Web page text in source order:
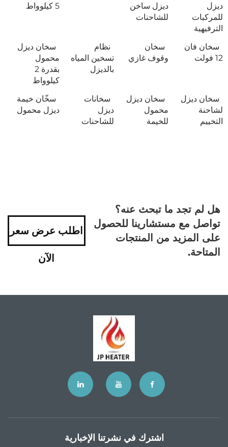
ديزل
للمركبات
الترفيهية
ديزل ساخن
للشاحنات
5 كيلوواط
سخان فان
12 فولت
سخان
وقوف غازي
نظام
تسخين المياه
بالديزل
سخان ديزل
محمول
بقدرة 2
كيلوواط
سخان ديزل
لشاحنة
التخييم
سخان ديزل
محمول
للخيمة
سخانات
ديزل
للشاحنات
سخّان خيمة
ديزل محمول
هل لم تجد ما تبحث عنه؟
تواصل مع مستشارينا للحصول
على المزيد من المنتجات
المتاحة.
اطلب عرض سعر
الآن
اشترك في نشرتنا الإخبارية